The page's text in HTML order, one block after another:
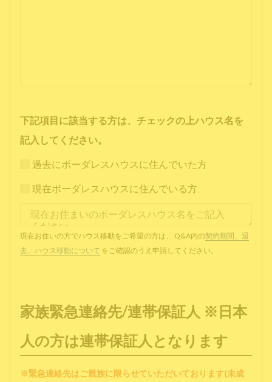
下記項目に該当する方は、チェックの上ハウス名を
記入してください。
過去にボーダレスハウスに住んでいた方
現在ボーダレスハウスに住んでいる方
現在お住いの方でハウス移動をご希望の方は、 Q&A内の契約期間、退
去、ハウス移動について をご確認のうえ申請してください。
家族緊急連絡先/連帯保証人 ※日本
人の方は連帯保証人となります
※緊急連絡先はご親族に限らせていただいております(未成